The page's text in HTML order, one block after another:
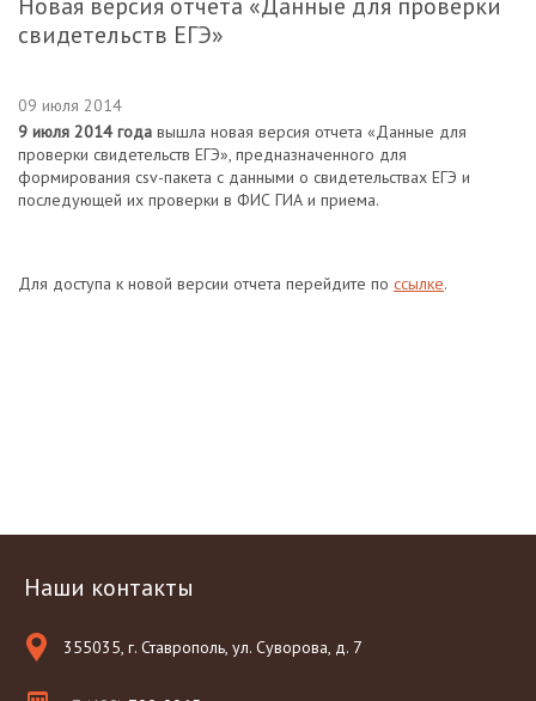
свидетельств ЕГЭ»
09 июля 2014
9 июля 2014 года вышла новая версия отчета «Данные для
проверки свидетельств ЕГЭ», предназначенного для
формирования csv-пакета с данными о свидетельствах ЕГЭ и
последующей их проверки в ФИС ГИА и приема.
Для доступа к новой версии отчета перейдите по ссылке.
Наши контакты
355035, г. Ставрополь, ул. Суворова, д. 7